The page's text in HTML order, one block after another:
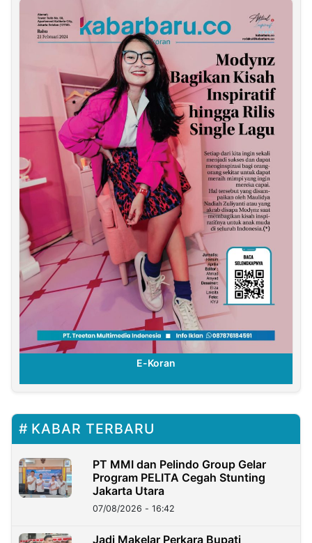
E-Koran
KABAR TERBARU
PT MMI dan Pelindo Group Gelar
Program PELITA Cegah Stunting
Jakarta Utara
07/08/2026 - 16:42
Jadi Makelar Perkara Bupati